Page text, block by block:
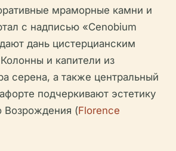
мраморные камни и
с надписью «Cenobium
дань цистерцианским
и капители из
серена, а также центральный
подчеркивают эстетику
Возрождения (Florence